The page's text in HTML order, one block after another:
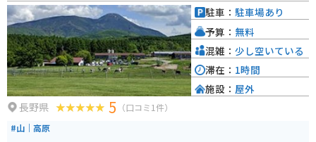
ます。本格的な英国庭園は週ごとに表情を変え、5,000種類をこえる植物コレ
クションは一年を通じて様々な魅力でお楽しみいただけます。
長野県 5 （口コミ1件）
#山｜高原
駐車： 駐車場あり
予算： 無料
混雑： 少し空いている
滞在： 1時間
施設： 屋外